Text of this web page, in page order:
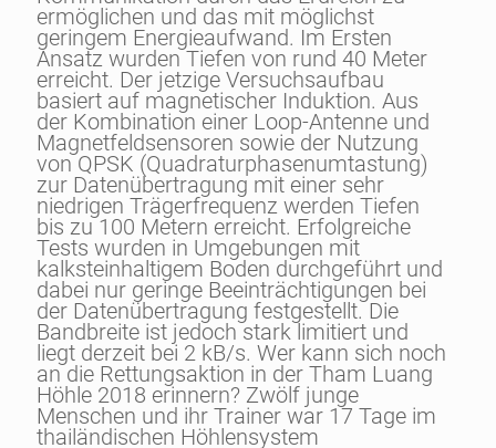
ermöglichen und das mit möglichst
geringem Energieaufwand. Im Ersten
Ansatz wurden Tiefen von rund 40 Meter
erreicht. Der jetzige Versuchsaufbau
basiert auf magnetischer Induktion. Aus
der Kombination einer Loop-Antenne und
Magnetfeldsensoren sowie der Nutzung
von QPSK (Quadraturphasenumtastung)
zur Datenübertragung mit einer sehr
niedrigen Trägerfrequenz werden Tiefen
bis zu 100 Metern erreicht. Erfolgreiche
Tests wurden in Umgebungen mit
kalksteinhaltigem Boden durchgeführt und
dabei nur geringe Beeinträchtigungen bei
der Datenübertragung festgestellt. Die
Bandbreite ist jedoch stark limitiert und
liegt derzeit bei 2 kB/s. Wer kann sich noch
an die Rettungsaktion in der Tham Luang
Höhle 2018 erinnern? Zwölf junge
Menschen und ihr Trainer war 17 Tage im
thailändischen Höhlensystem